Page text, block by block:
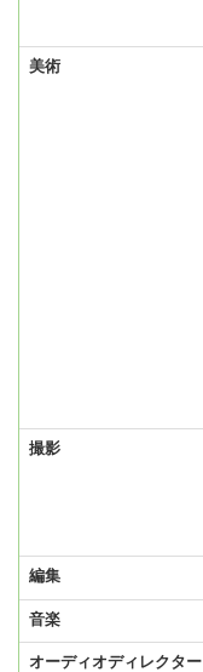
美術
撮影
編集
音楽
オーディオディレクター